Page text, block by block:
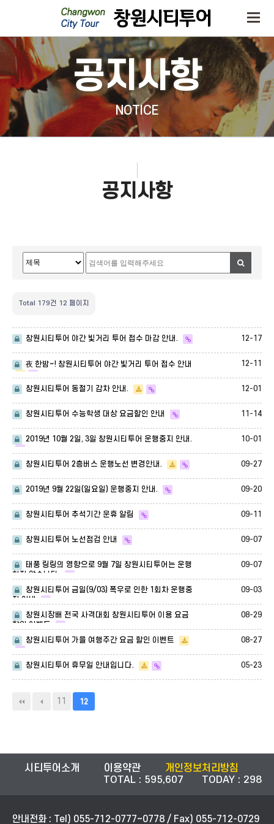
공지사항
NOTICE
공지사항
Total 179건 12 페이지
창원시티투어 야간 빛거리 투어 접수 마감 안내. 12-17
夜 한밤~! 창원시티투어 야간 빛거리 투어 접수 안내 12-11
창원시티투어 동절기 감차 안내. 12-01
창원시티투어 수능학생 대상 요금할인 안내 11-14
2019년 10월 2일, 3일 창원시티투어 운행중지 안내. 10-01
창원시티투어 2층버스 운행노선 변경안내. 09-27
2019년 9월 22일(일요일) 운행중지 안내. 09-20
창원시티투어 추석기간 운휴 알림 09-11
창원시티투어 노선점검 안내 09-07
태풍 링링의 영향으로 9월 7일 창원시티투어는 운행
하지 않습니다.
09-07
창원시티투어 금일(9/03) 폭우로 인한 1회차 운행중
지 안내
09-03
창원시장배 전국 사격대회 창원시티투어 이용 요금
할인 이벤트
08-29
창원시티투어 가을 여행주간 요금 할인 이벤트 08-27
창원시티투어 휴무일 안내입니다. 05-23
11 12
시티투어소개 이용약관
개인정보처리방침
TOTAL : 595,607 TODAY : 298
안내전화 : Tel) 055-712-0777~0778 / Fax) 055-712-0729